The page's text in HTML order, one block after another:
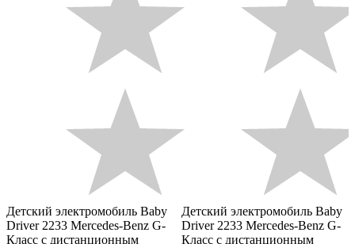
Детский электромобиль Baby
Driver 2233 Mercedes-Benz G-
Класс с дистанционным
Детский электромобиль Baby
Driver 2233 Mercedes-Benz G-
Класс с дистанционным